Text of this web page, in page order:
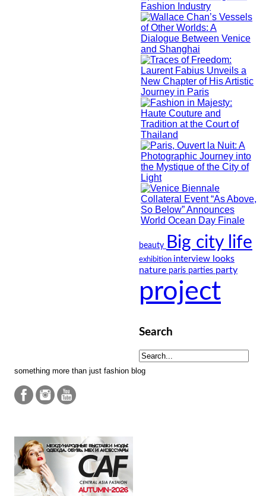
beauty Big city life
exhibition interview looks
nature paris parties party
project
Search
something more than just fashion blog